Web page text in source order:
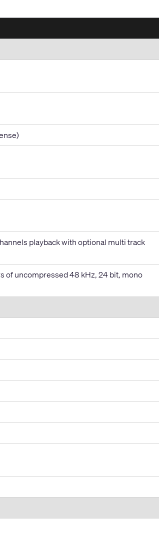
playback with optional multi track
of uncompressed 48 kHz, 24 bit, mono